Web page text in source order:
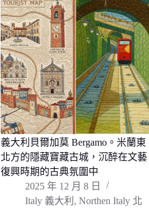
義大利貝爾加莫 Bergamo。米蘭東
北方的隱藏寶藏古城，沉醉在文藝
復興時期的古典氛圍中
2025 年 12 月 8 日
Italy 義大利 , Northen Italy 北